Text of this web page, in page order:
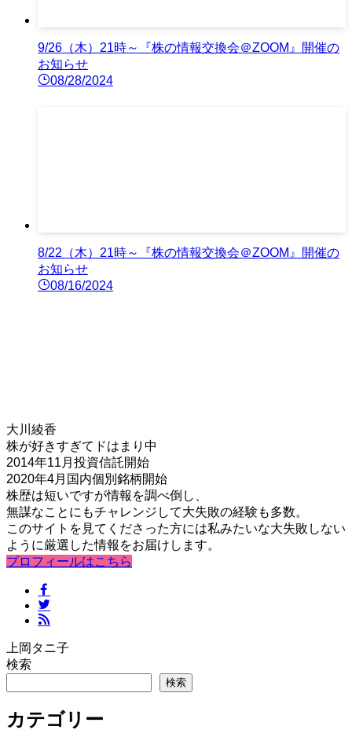
9/26（木）21時～『株の情報交換会＠ZOOM』開催の
お知らせ
08/28/2024
8/22（木）21時～『株の情報交換会＠ZOOM』開催の
お知らせ
08/16/2024
大川綾香
株が好きすぎてドはまり中
2014年11月投資信託開始
2020年4月国内個別銘柄開始
株歴は短いですが情報を調べ倒し、
無謀なことにもチャレンジして大失敗の経験も多数。
このサイトを見てくださった方には私みたいな大失敗しない
ように厳選した情報をお届けします。
プロフィールはこちら
上岡タニ子
検索
検索
カテゴリー